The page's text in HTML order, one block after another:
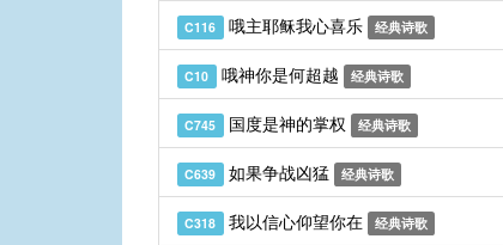
C116 哦主耶稣我心喜乐 经典诗歌
C10 哦神你是何超越 经典诗歌
C745 国度是神的掌权 经典诗歌
C639 如果争战凶猛 经典诗歌
C318 我以信心仰望你在 经典诗歌